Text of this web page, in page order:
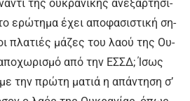
της ου­κρα­νι­κής α­νε­ξαρ­τη­σί­
ε­ρώ­τη­μα έ­χει α­πο­φα­σι­στι­κή ση­
πλα­τιές μά­ζες του λα­ού της Ου­
α­πό την ΕΣ­ΣΔ; Ί­σως
την πρώ­τη μα­τιά η α­πά­ντη­ση σ’